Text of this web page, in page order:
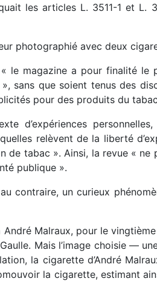
les articles L. 3511-1 et L.
photographié avec deux
le magazine a pour finalité le
sans que soient tenus des
pour des produits du
d’expériences
relèvent de la liberté
tabac ». Ainsi, la revue « ne
publique ».
contraire, un curieux
Malraux, pour le
Mais l’image choisie —
la cigarette d’André
la cigarette, estimant